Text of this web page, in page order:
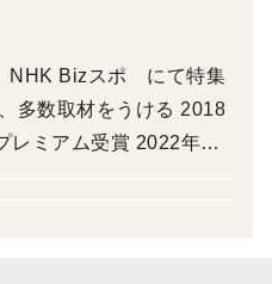
する曲がりネギ。バーベ
曲がりネギの魅力を引き立
NHK Bizスポ にて特集
数取材をうける 2018
ム受賞 2022年